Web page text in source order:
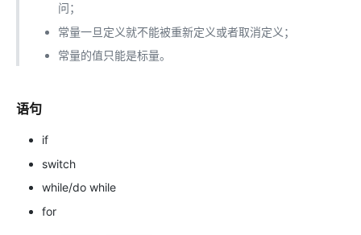
问；
常量一旦定义就不能被重新定义或者取消定义；
常量的值只能是标量。
语句
if
switch
while/do while
for